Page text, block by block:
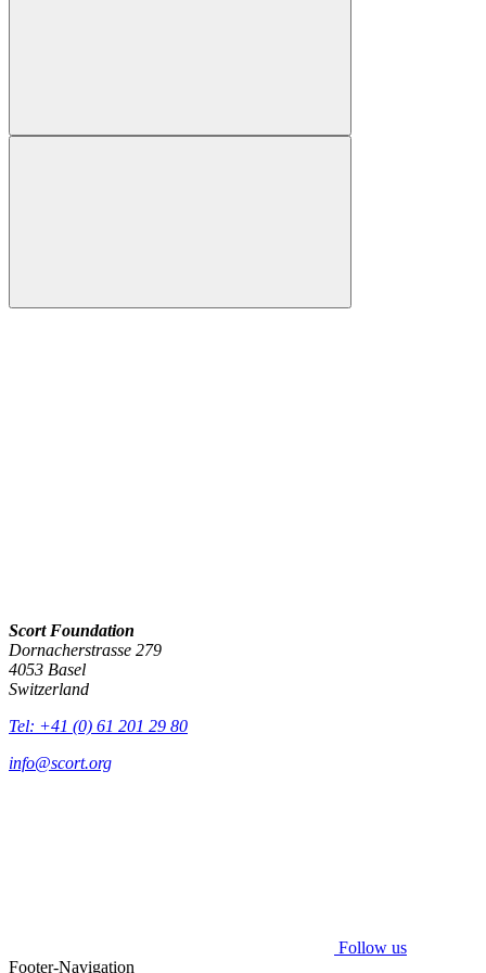
Scort Foundation
Dornacherstrasse 279
4053 Basel
Switzerland
Tel: +41 (0) 61 201 29 80
info@scort.org
Follow us
Footer-Navigation